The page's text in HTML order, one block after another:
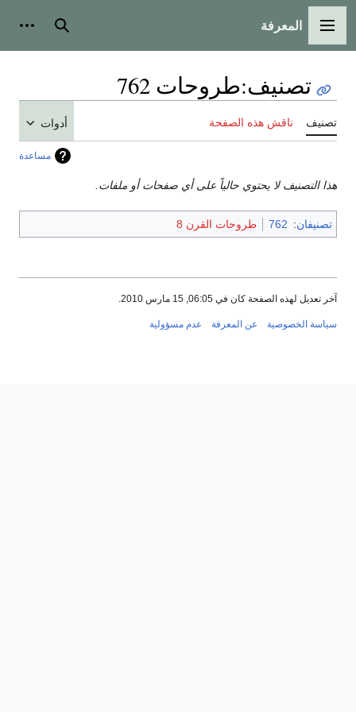
القائمة الرئيسية
المعرفة بحث
تصنيف:طروحات 762
تصنيف ناقش هذه الصفحة أدوات
مساعدة
هذا التصنيف لا يحتوي حالياً على أي صفحات أو ملفات.
تصنيفان:
762 طروحات القرن 8
آخر تعديل لهذه الصفحة كان في 06:05, 15 مارس 2010.
سياسة الخصوصية عن المعرفة عدم مسؤولية